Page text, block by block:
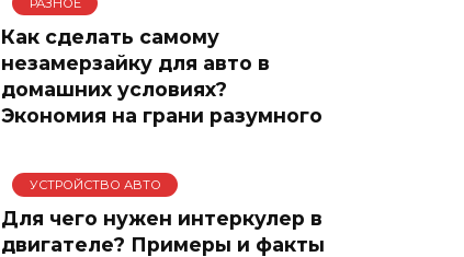
РАЗНОЕ
Как сделать самому
незамерзайку для авто в
домашних условиях?
Экономия на грани разумного
УСТРОЙСТВО АВТО
Для чего нужен интеркулер в
двигателе? Примеры и факты